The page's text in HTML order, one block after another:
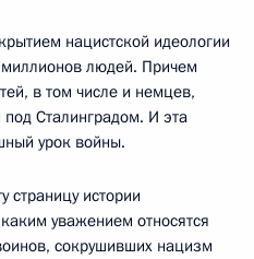
нацистской идеологии
людей. Причем
в том числе и немцев,
под Сталинградом. И эта
урок войны.
истории
уважением относятся
сокрушивших нацизм